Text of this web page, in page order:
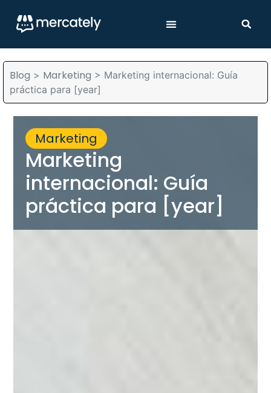
Blog > Marketing > Marketing internacional: Guía
práctica para [year]
Marketing
Marketing
internacional: Guía
práctica para [year]